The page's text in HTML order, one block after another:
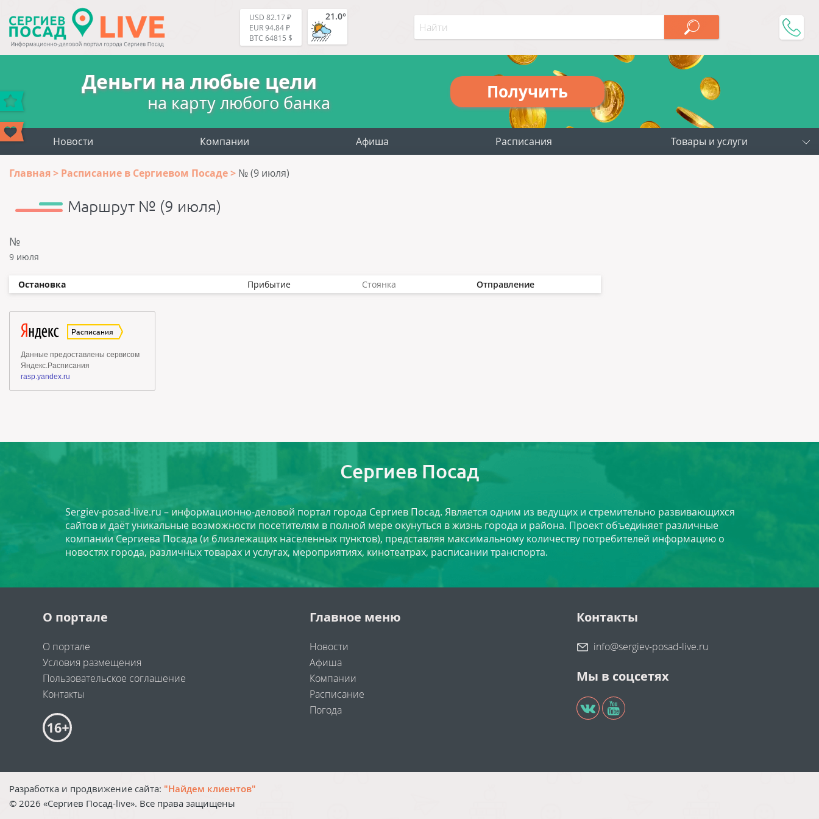
USD 82.17 ₽
EUR 94.84 ₽
BTC 64815 $
21.0°
Деньги на любые цели
на карту любого банка
Получить
Новости Компании Афиша Расписания Товары и услуги
Главная Расписание в Сергиевом Посаде № (9 июля)
Маршрут № (9 июля)
№
9 июля
Остановка Прибытие Стоянка Отправление
Сергиев Посад
Sergiev-posad-live.ru – информационно-деловой портал города Сергиев Посад. Является одним из ведущих и стремительно развивающихся
сайтов и даёт уникальные возможности посетителям в полной мере окунуться в жизнь города и района. Проект объединяет различные
компании Сергиева Посада (и близлежащих населенных пунктов), представляя максимальному количеству потребителей информацию о
новостях города, различных товарах и услугах, мероприятиях, кинотеатрах, расписании транспорта.
О портале
О портале
Условия размещения
Пользовательское соглашение
Контакты
Главное меню
Новости
Афиша
Компании
Расписание
Погода
Контакты
info@sergiev-posad-live.ru
Мы в соцсетях
Разработка и продвижение сайта: "Найдем клиентов"
© 2026 «Сергиев Посад-live». Все права защищены